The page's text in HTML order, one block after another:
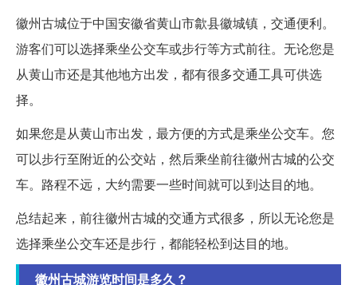
徽州古城位于中国安徽省黄山市歙县徽城镇，交通便利。
游客们可以选择乘坐公交车或步行等方式前往。无论您是
从黄山市还是其他地方出发，都有很多交通工具可供选
择。
如果您是从黄山市出发，最方便的方式是乘坐公交车。您
可以步行至附近的公交站，然后乘坐前往徽州古城的公交
车。路程不远，大约需要一些时间就可以到达目的地。
总结起来，前往徽州古城的交通方式很多，所以无论您是
选择乘坐公交车还是步行，都能轻松到达目的地。
徽州古城游览时间是多久？